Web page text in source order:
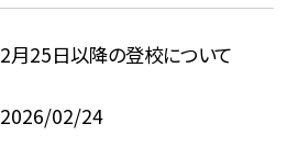
2月25日以降の登校について
2026/02/24